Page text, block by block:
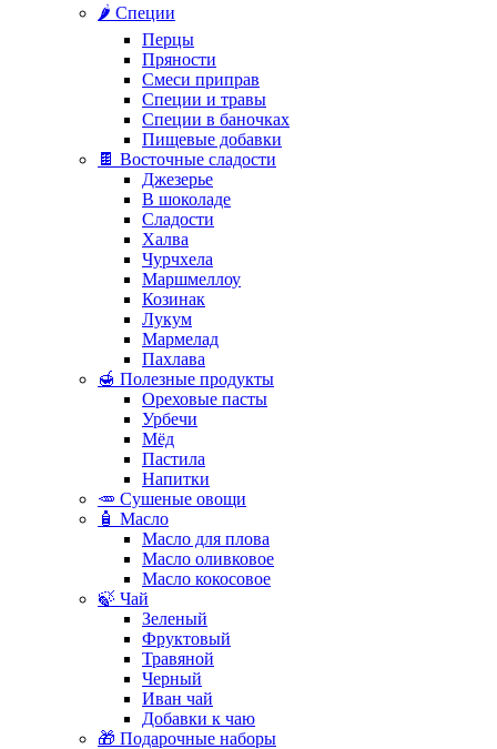
🌶️ Специи
Перцы
Пряности
Смеси приправ
Специи и травы
Специи в баночках
Пищевые добавки
🍫 Восточные сладости
Джезерье
В шоколаде
Сладости
Халва
Чурчхела
Маршмеллоу
Козинак
Лукум
Мармелад
Пахлава
🍯 Полезные продукты
Ореховые пасты
Урбечи
Мёд
Пастила
Напитки
🥕 Сушеные овощи
🧴 Масло
Масло для плова
Масло оливковое
Масло кокосовое
🍃 Чай
Зеленый
Фруктовый
Травяной
Черный
Иван чай
Добавки к чаю
🎁 Подарочные наборы